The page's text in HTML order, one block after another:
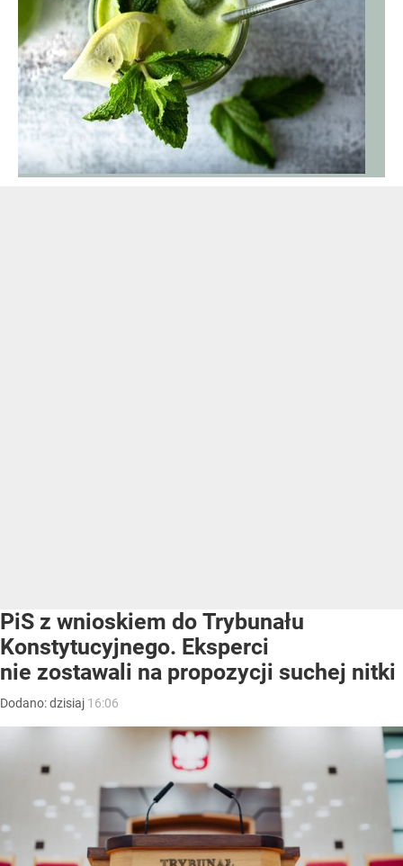
PiS z wnioskiem do Trybunału
Konstytucyjnego. Eksperci
nie zostawali na propozycji suchej nitki
Dodano:dzisiaj 16:06